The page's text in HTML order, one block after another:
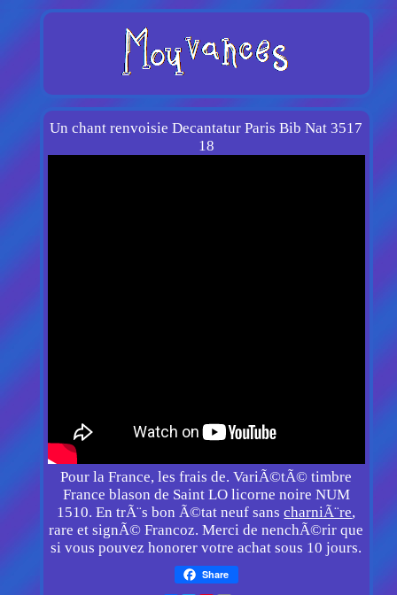
Un chant renvoisie Decantatur Paris Bib Nat 3517
18
Pour la France, les frais de. VariÃ©tÃ© timbre
France blason de Saint LO licorne noire NUM
1510. En trÃ¨s bon Ã©tat neuf sanscharniÃ¨re,
rare et signÃ© Francoz. Merci de nenchÃ©rir que
si vous pouvez honorer votre achat sous 10 jours.
Share